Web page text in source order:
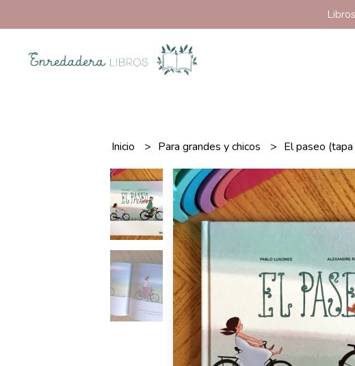
Inicio Para grandes y chicos El paseo (tapa